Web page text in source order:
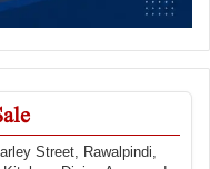
Street, Rawalpindi,